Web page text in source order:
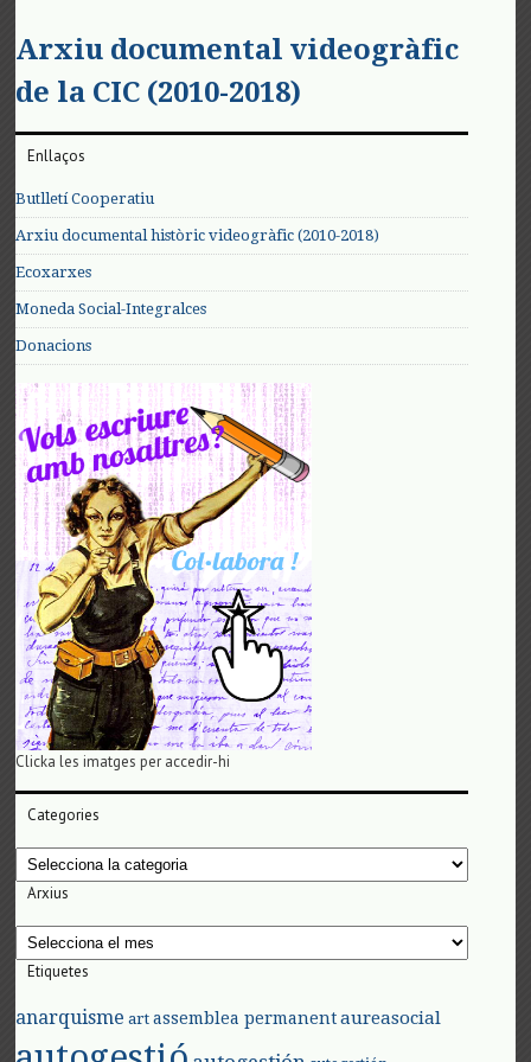
Arxiu documental videogràfic
de la CIC (2010-2018)
Enllaços
Butlletí Cooperatiu
Arxiu documental històric videogràfic (2010-2018)
Ecoxarxes
Moneda Social-Integralces
Donacions
Clicka les imatges per accedir-hi
Categories
Categories
Arxius
Arxius
Etiquetes
anarquisme art assemblea permanent aureasocial